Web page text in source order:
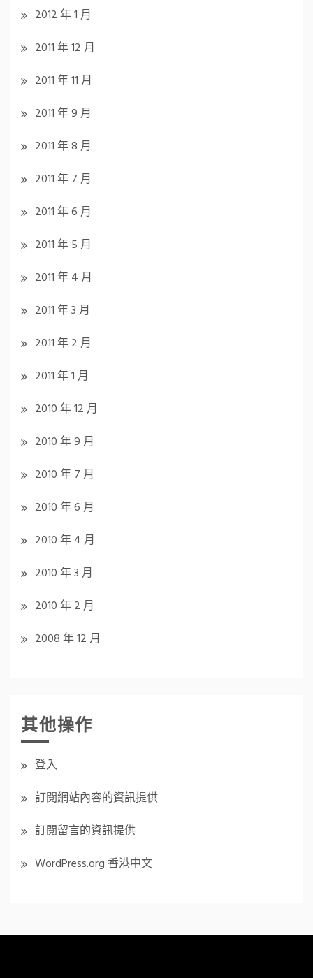
2012 年 1 月
2011 年 12 月
2011 年 11 月
2011 年 9 月
2011 年 8 月
2011 年 7 月
2011 年 6 月
2011 年 5 月
2011 年 4 月
2011 年 3 月
2011 年 2 月
2011 年 1 月
2010 年 12 月
2010 年 9 月
2010 年 7 月
2010 年 6 月
2010 年 4 月
2010 年 3 月
2010 年 2 月
2008 年 12 月
其他操作
登入
訂閱網站內容的資訊提供
訂閱留言的資訊提供
WordPress.org 香港中文